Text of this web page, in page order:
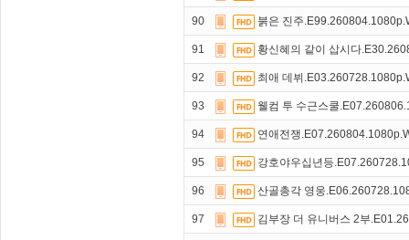
90 붉은 진주
91 황신혜의 같이 삽시다
92 최애 데뷔
93 웰컴 투 수근스쿨
94 연애전쟁
95 강호야우십년등
96 산골총각 영웅
97 김부장 더 유니버스 2부